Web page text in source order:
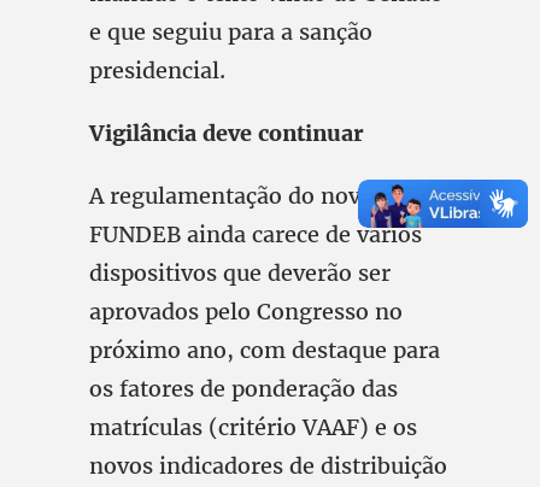
e que seguiu para a sanção
presidencial.
Vigilância deve continuar
A regulamentação do novo
FUNDEB ainda carece de vários
dispositivos que deverão ser
aprovados pelo Congresso no
próximo ano, com destaque para
os fatores de ponderação das
matrículas (critério VAAF) e os
novos indicadores de distribuição